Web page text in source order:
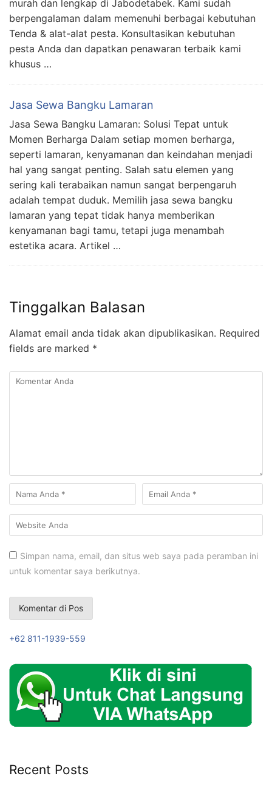
murah dan lengkap di Jabodetabek. Kami sudah
berpengalaman dalam memenuhi berbagai kebutuhan
Tenda & alat-alat pesta. Konsultasikan kebutuhan
pesta Anda dan dapatkan penawaran terbaik kami
khusus …
Jasa Sewa Bangku Lamaran
Jasa Sewa Bangku Lamaran: Solusi Tepat untuk
Momen Berharga Dalam setiap momen berharga,
seperti lamaran, kenyamanan dan keindahan menjadi
hal yang sangat penting. Salah satu elemen yang
sering kali terabaikan namun sangat berpengaruh
adalah tempat duduk. Memilih jasa sewa bangku
lamaran yang tepat tidak hanya memberikan
kenyamanan bagi tamu, tetapi juga menambah
estetika acara. Artikel …
Tinggalkan Balasan
Alamat email anda tidak akan dipublikasikan. Required
fields are marked *
Simpan nama, email, dan situs web saya pada peramban ini
untuk komentar saya berikutnya.
+62 811-1939-559
Recent Posts